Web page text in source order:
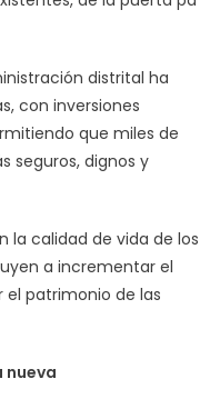
distrital ha
con inversiones
que miles de
seguros, dignos y
la calidad de vida de los
a incrementar el
el patrimonio de las
nueva